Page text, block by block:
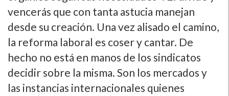
vencerás que con tanta astucia manejan
desde su creación. Una vez alisado el camino,
la reforma laboral es coser y cantar. De
hecho no está en manos de los sindicatos
decidir sobre la misma. Son los mercados y
las instancias internacionales quienes